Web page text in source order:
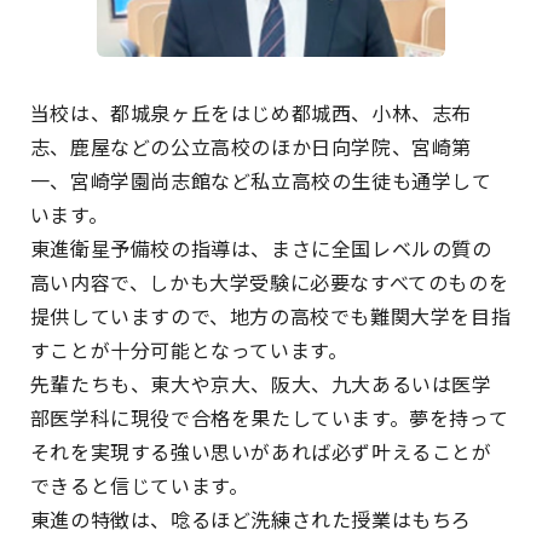
当校は、都城泉ヶ丘をはじめ都城西、小林、志布
志、鹿屋などの公立高校のほか日向学院、宮崎第
一、宮崎学園尚志館など私立高校の生徒も通学して
います。
東進衛星予備校の指導は、まさに全国レベルの質の
高い内容で、しかも大学受験に必要なすべてのものを
提供していますので、地方の高校でも難関大学を目指
すことが十分可能となっています。
先輩たちも、東大や京大、阪大、九大あるいは医学
部医学科に現役で合格を果たしています。夢を持って
それを実現する強い思いがあれば必ず叶えることが
できると信じています。
東進の特徴は、唸るほど洗練された授業はもちろ